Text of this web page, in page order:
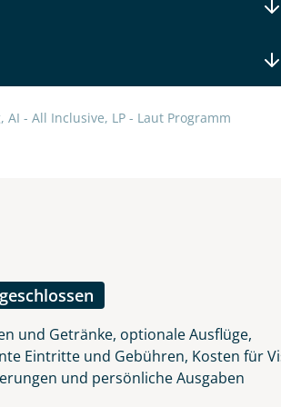
AI - All Inclusive, LP - Laut Programm
und Getränke, optionale Ausflüge,
Eintritte und Gebühren, Kosten für
und persönliche Ausgaben
erklären Sie, dass Sie die